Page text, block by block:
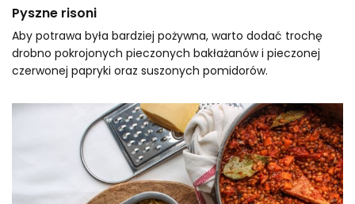
Pyszne risoni
Aby potrawa była bardziej pożywna, warto dodać trochę
drobno pokrojonych pieczonych bakłażanów i pieczonej
czerwonej papryki oraz suszonych pomidorów.